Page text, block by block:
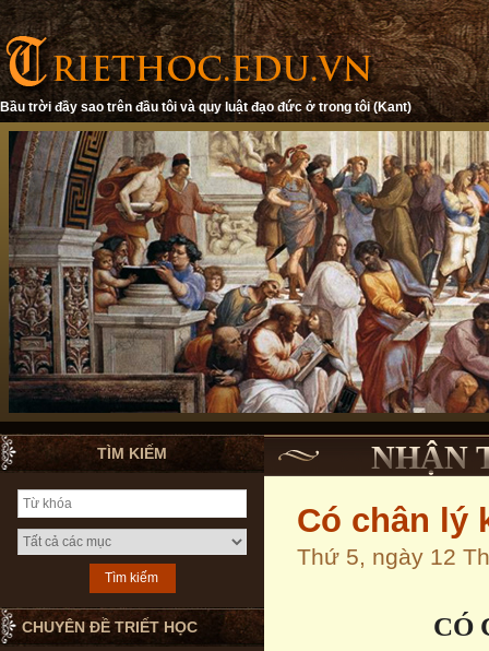
Bầu trời đầy sao trên đầu tôi và quy luật đạo đức ở trong tôi (Kant)
TÌM KIẾM
CHUYÊN ĐỀ TRIẾT HỌC
NHẬN
Có chân lý
Thứ 5, ngày 12
CÓ